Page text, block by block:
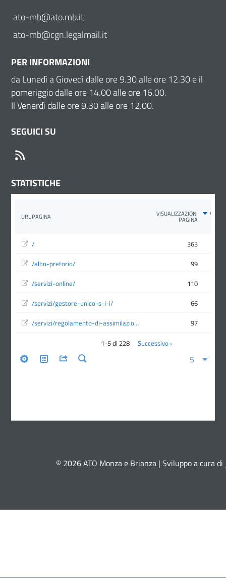
ato-mb@ato.mb.it
ato-mb@cgn.legalmail.it
PER INFORMAZIONI
da Lunedì a Giovedì dalle ore 9.30 alle ore 12.30 e il
pomeriggio dalle ore 14.00 alle ore 16.00.
Il Venerdì dalle ore 9.30 alle ore 12.00.
SEGUICI SU
STATISTICHE
© 2026 ATO Monza e Brianza | Sviluppo a cura di